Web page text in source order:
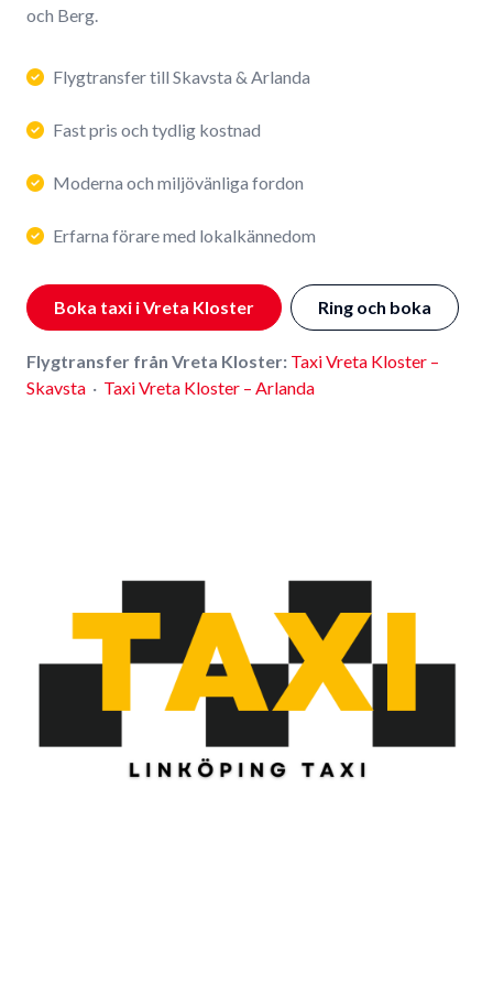
och Berg.
Flygtransfer till Skavsta & Arlanda
Fast pris och tydlig kostnad
Moderna och miljövänliga fordon
Erfarna förare med lokalkännedom
Boka taxi i Vreta Kloster Ring och boka
Flygtransfer från Vreta Kloster: Taxi Vreta Kloster –
Skavsta · Taxi Vreta Kloster – Arlanda